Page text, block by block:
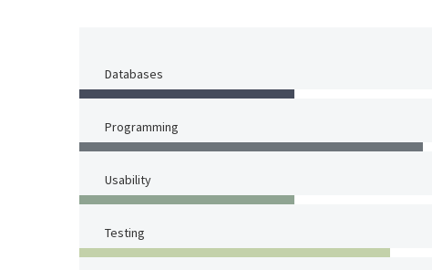
Databases
Programming
Usability
Testing